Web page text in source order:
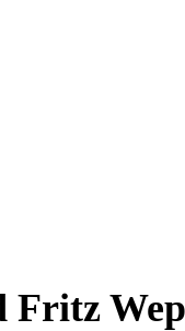
Fritz